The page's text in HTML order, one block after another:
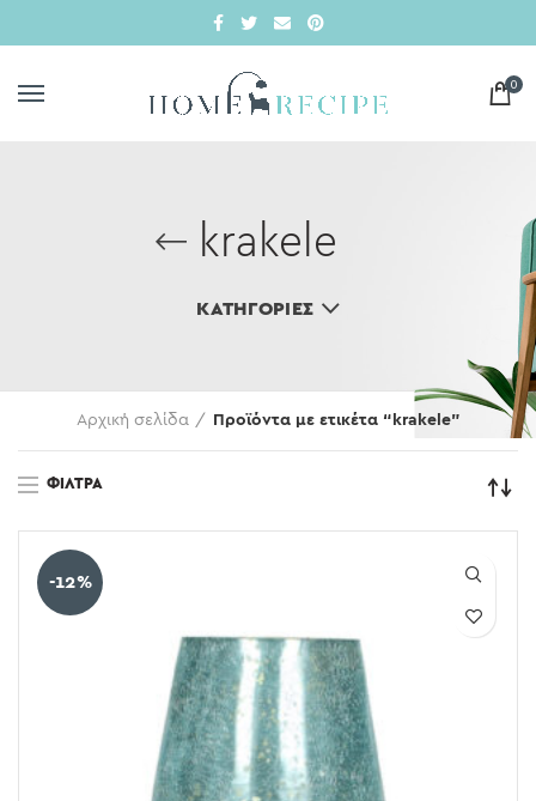
0
krakele
ΚΑΤΗΓΟΡΊΕΣ
Αρχική σελίδα Προϊόντα με ετικέτα “krakele”
ΦΊΛΤΡΑ
-12%